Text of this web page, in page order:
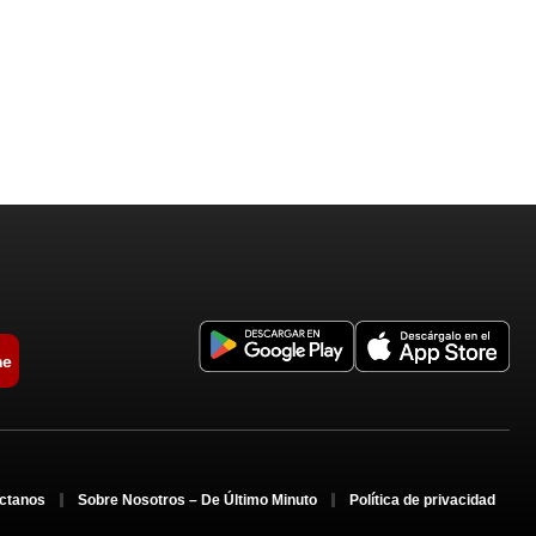
Sobre Nosotros – De Último Minuto Política de privacidad